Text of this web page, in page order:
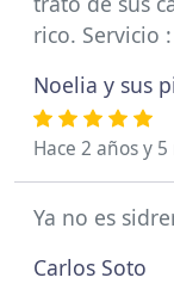
rico. Servicio
Noelia y sus
Hace 2 años y 5
Ya no es
Carlos Soto